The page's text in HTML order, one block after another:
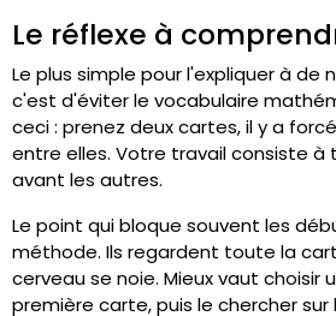
Le réflexe à
Le plus simple pour l'expliquer à de
c'est d'éviter le vocabulaire
ceci : prenez deux cartes, il y a
entre elles. Votre travail consiste à
avant les autres.
Le point qui bloque souvent les
méthode. Ils regardent toute la
cerveau se noie. Mieux vaut choisir
première carte, puis le chercher sur